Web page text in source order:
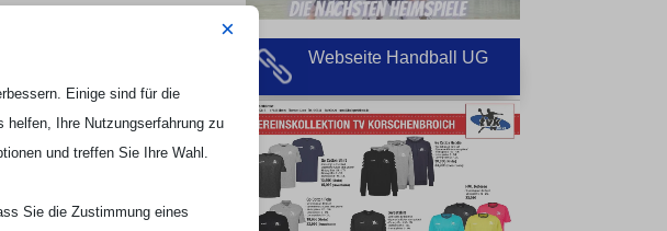
 Webseite Handball UG
×
Einige sind für die
helfen, Ihre Nutzungserfahrung zu
und treffen Sie Ihre Wahl.
Sie die Zustimmung eines